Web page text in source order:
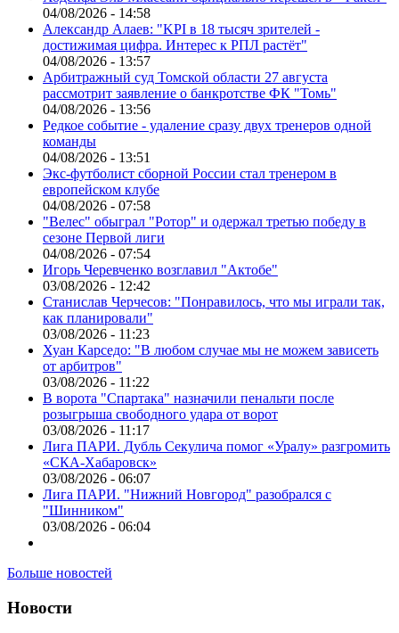
04/08/2026 - 14:58
Александр Алаев: "KPI в 18 тысяч зрителей -
достижимая цифра. Интерес к РПЛ растёт"
04/08/2026 - 13:57
Арбитражный суд Томской области 27 августа
рассмотрит заявление о банкротстве ФК "Томь"
04/08/2026 - 13:56
Редкое событие - удаление сразу двух тренеров одной
команды
04/08/2026 - 13:51
Экс-футболист сборной России стал тренером в
европейском клубе
04/08/2026 - 07:58
"Велес" обыграл "Ротор" и одержал третью победу в
сезоне Первой лиги
04/08/2026 - 07:54
Игорь Черевченко возглавил "Актобе"
03/08/2026 - 12:42
Станислав Черчесов: "Понравилось, что мы играли так,
как планировали"
03/08/2026 - 11:23
Хуан Карседо: "В любом случае мы не можем зависеть
от арбитров"
03/08/2026 - 11:22
В ворота "Спартака" назначили пенальти после
розыгрыша свободного удара от ворот
03/08/2026 - 11:17
Лига ПАРИ. Дубль Секулича помог «Уралу» разгромить
«СКА-Хабаровск»
03/08/2026 - 06:07
Лига ПАРИ. "Нижний Новгород" разобрался с
"Шинником"
03/08/2026 - 06:04
Больше новостей
Новости